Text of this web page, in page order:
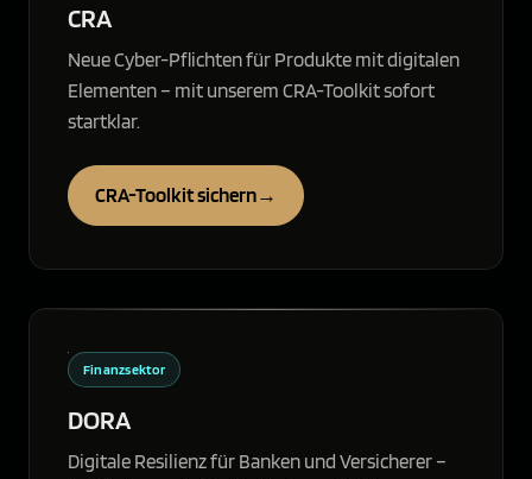
CRA
Neue Cyber-Pflichten für Produkte mit digitalen
Elementen – mit unserem CRA-Toolkit sofort
startklar.
CRA-Toolkit sichern→
Finanzsektor
DORA
Digitale Resilienz für Banken und Versicherer –